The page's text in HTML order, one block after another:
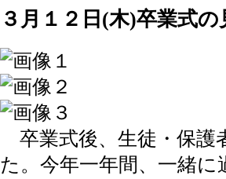
３月１２日(木)卒業式の
卒業式後、生徒・保護
た。今年一年間、一緒